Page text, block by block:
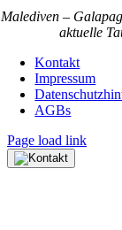
Malediven –
aktuelle
Kontakt
Impressum
AGBs
Page load link